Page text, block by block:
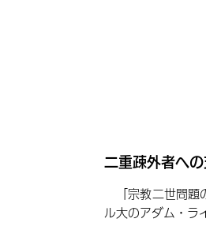
二重疎外者へ
「宗教二世問
ル大のアダム・ラ